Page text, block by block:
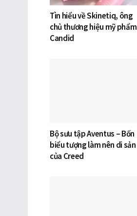
Tìn hiểu về Skinetiq, ông
chủ thương hiệu mỹ phẩm
Candid
Bộ sưu tập Aventus – Bốn
biểu tượng làm nên di sản
của Creed